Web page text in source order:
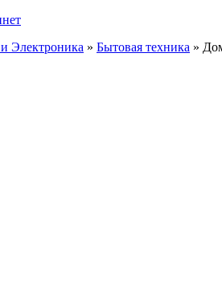
Электроника » Бытовая техника »